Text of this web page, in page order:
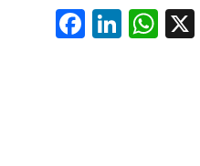
Fa
ce
Li
nk
W
ha